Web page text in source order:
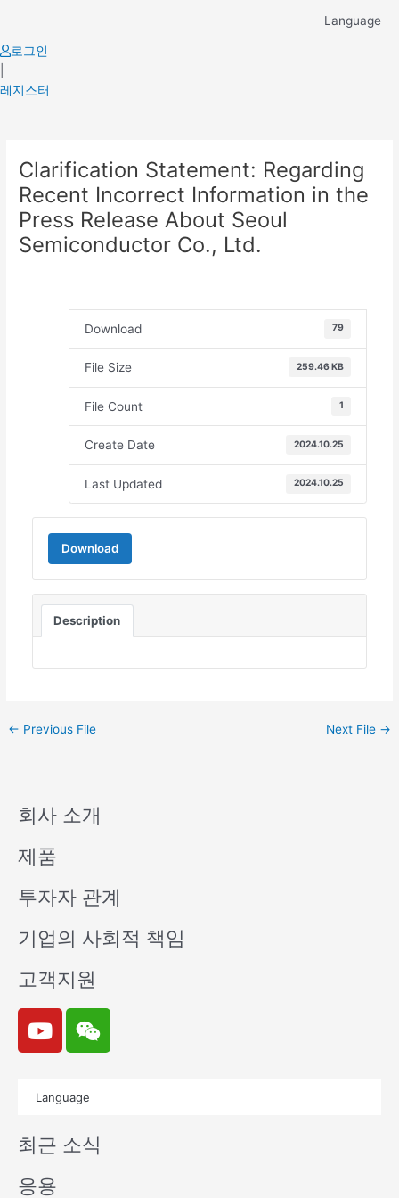
content
Language
로그인
레지스터
Clarification Statement: Regarding
Recent Incorrect Information in the
Press Release About Seoul
Semiconductor Co., Ltd.
Download 79
File Size 259.46 KB
File Count 1
Create Date 2024.10.25
Last Updated 2024.10.25
Download
Description
navigation
← Previous File Next File →
회사 소개
제품
투자자 관계
기업의 사회적 책임
고객지원
Y
o
u
e
W
e
i
n
Language
최근 소식
응용